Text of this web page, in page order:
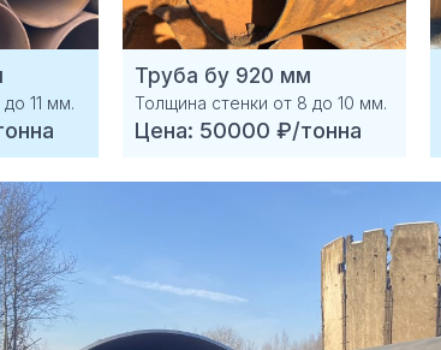
11 мм.
Труба бу 920 мм
Толщина стенки от 8 до 10 мм.
Цена: 50000 ₽/тонна